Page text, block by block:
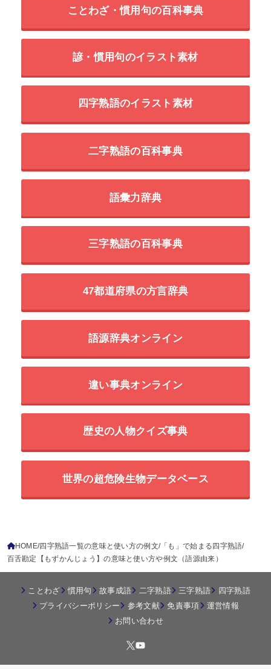
ことわざ・慣用句の百科事典
諺・慣用句のイラスト素材
四字熟語のイラスト素材
二字熟語の百科事典
語彙力辞典
三字熟語の百科事典
47都道府県の方言辞典
語源辞典オンライン
違い事典オンライン
歴史の人物クイズ事典
世界の超危険生物データベース
HOME 四字熟語一覧の意味と使い方の例文 「も」で始まる四字熟語
百舌勘定【もずかんじょう】の意味と使い方や例文（語源由来）
ことわざ 慣用句 故事成語 二字熟語 三字熟語
四字熟語
プライバシーポリシー
参考文献 免責事項
運営情報
お問い合わせ